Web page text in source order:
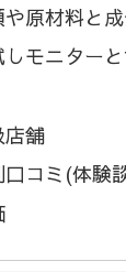
原材料と
モニター
店舗
コミ(体験